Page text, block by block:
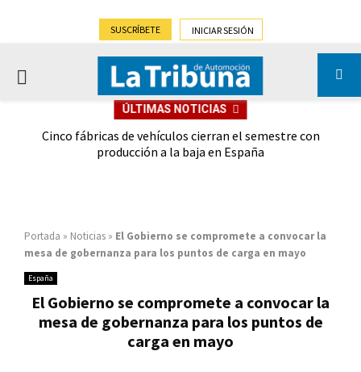
SUSCRÍBETE INICIAR SESIÓN
PRIMARY
ÚLTIMAS NOTICIAS
Cinco fábricas de vehículos cierran el semestre con
producción a la baja en España
Portada » Noticias » El Gobierno se compromete a convocar la
mesa de gobernanza para los puntos de carga en mayo
España
El Gobierno se compromete a convocar la
mesa de gobernanza para los puntos de
carga en mayo